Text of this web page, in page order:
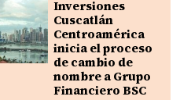
Inversiones
Cuscatlán
Centroamérica
inicia el proceso
de cambio de
nombre a Grupo
Financiero BSC